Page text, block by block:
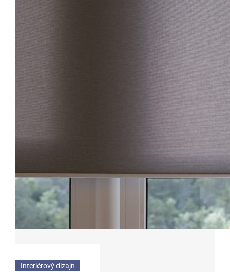
Interiérový dizajn